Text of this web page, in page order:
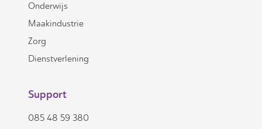
Onderwijs
Maakindustrie
Zorg
Dienstverlening
Support
085 48 59 380